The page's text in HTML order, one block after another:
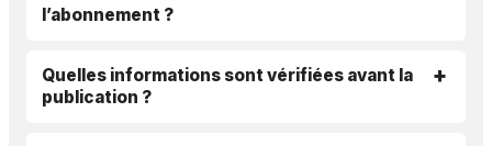
l’abonnement ?
Quelles informations sont vérifiées avant la
publication ?